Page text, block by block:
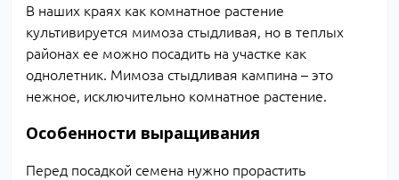
В наших краях как комнатное растение
культивируется мимоза стыдливая, но в теплых
районах ее можно посадить на участке как
однолетник. Мимоза стыдливая кампина – это
нежное, исключительно комнатное растение.
Особенности выращивания
Перед посадкой семена нужно прорастить